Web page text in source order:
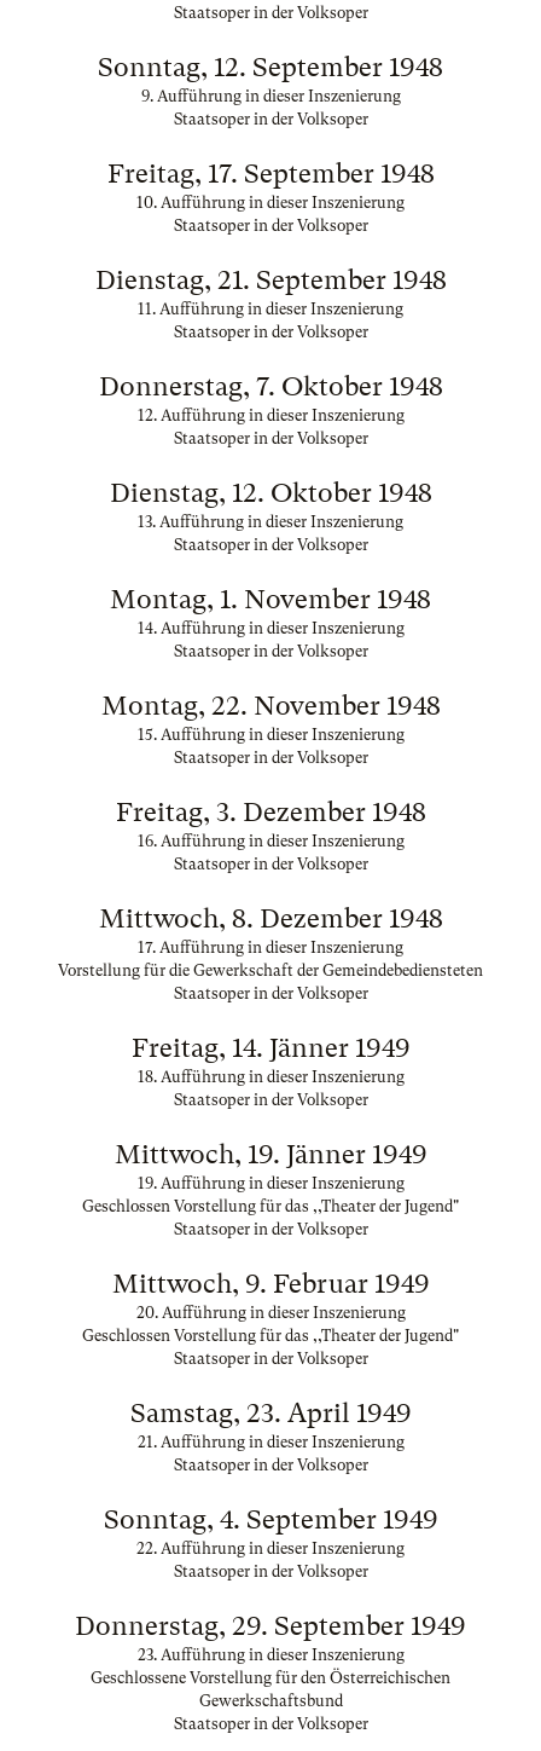
Staatsoper in der Volksoper
Sonntag, 12. September 1948
9. Aufführung in dieser Inszenierung
Staatsoper in der Volksoper
Freitag, 17. September 1948
10. Aufführung in dieser Inszenierung
Staatsoper in der Volksoper
Dienstag, 21. September 1948
11. Aufführung in dieser Inszenierung
Staatsoper in der Volksoper
Donnerstag, 7. Oktober 1948
12. Aufführung in dieser Inszenierung
Staatsoper in der Volksoper
Dienstag, 12. Oktober 1948
13. Aufführung in dieser Inszenierung
Staatsoper in der Volksoper
Montag, 1. November 1948
14. Aufführung in dieser Inszenierung
Staatsoper in der Volksoper
Montag, 22. November 1948
15. Aufführung in dieser Inszenierung
Staatsoper in der Volksoper
Freitag, 3. Dezember 1948
16. Aufführung in dieser Inszenierung
Staatsoper in der Volksoper
Mittwoch, 8. Dezember 1948
17. Aufführung in dieser Inszenierung
Vorstellung für die Gewerkschaft der Gemeindebediensteten
Staatsoper in der Volksoper
Freitag, 14. Jänner 1949
18. Aufführung in dieser Inszenierung
Staatsoper in der Volksoper
Mittwoch, 19. Jänner 1949
19. Aufführung in dieser Inszenierung
Geschlossen Vorstellung für das ,,Theater der Jugend"
Staatsoper in der Volksoper
Mittwoch, 9. Februar 1949
20. Aufführung in dieser Inszenierung
Geschlossen Vorstellung für das ,,Theater der Jugend"
Staatsoper in der Volksoper
Samstag, 23. April 1949
21. Aufführung in dieser Inszenierung
Staatsoper in der Volksoper
Sonntag, 4. September 1949
22. Aufführung in dieser Inszenierung
Staatsoper in der Volksoper
Donnerstag, 29. September 1949
23. Aufführung in dieser Inszenierung
Geschlossene Vorstellung für den Österreichischen
Gewerkschaftsbund
Staatsoper in der Volksoper